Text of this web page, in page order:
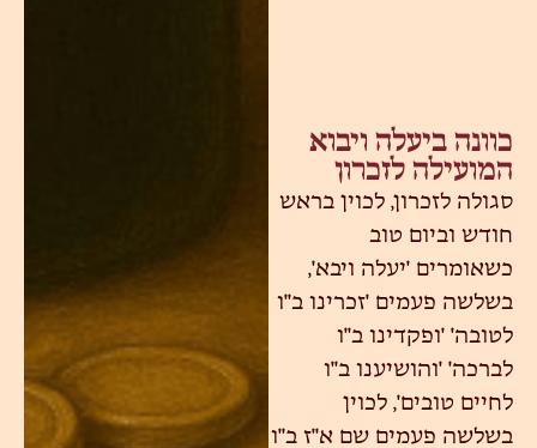
כוונה ביעלה ויבוא
המועילה לזכרון
סגולה לזכרון, לכוין בראש
חודש וביום טוב
כשאומרים 'יעלה ויבא',
בשלשה פעמים 'זכרינו ב"ו
לטובה' 'ופקדינו ב"ו
לברכה' 'והושיענו ב"ו
לחיים טובים', לכוין
בשלשה פעמים שם א"ז ב"ו